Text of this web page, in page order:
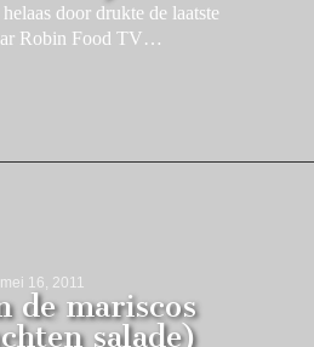
door drukte de laatste
Robin Food TV…
mei 16, 2011
de mariscos
salade)